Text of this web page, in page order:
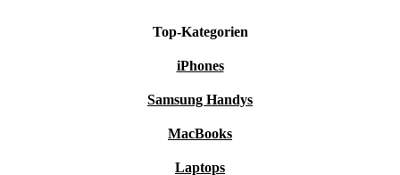
Top-Kategorien
iPhones
Samsung Handys
MacBooks
Laptops